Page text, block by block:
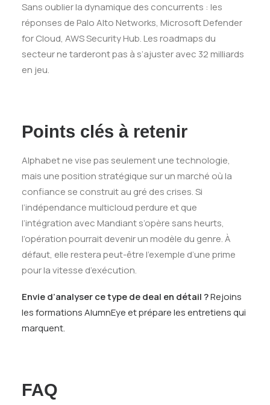
Sans oublier la dynamique des concurrents : les
réponses de Palo Alto Networks, Microsoft Defender
for Cloud, AWS Security Hub. Les roadmaps du
secteur ne tarderont pas à s’ajuster avec 32 milliards
en jeu.
Points clés à retenir
Alphabet ne vise pas seulement une technologie,
mais une position stratégique sur un marché où la
confiance se construit au gré des crises. Si
l’indépendance multicloud perdure et que
l’intégration avec Mandiant s’opère sans heurts,
l’opération pourrait devenir un modèle du genre. À
défaut, elle restera peut-être l’exemple d’une prime
pour la vitesse d’exécution.
Envie d’analyser ce type de deal en détail ?Rejoins
les formations AlumnEye et prépare les entretiens qui
marquent.
FAQ